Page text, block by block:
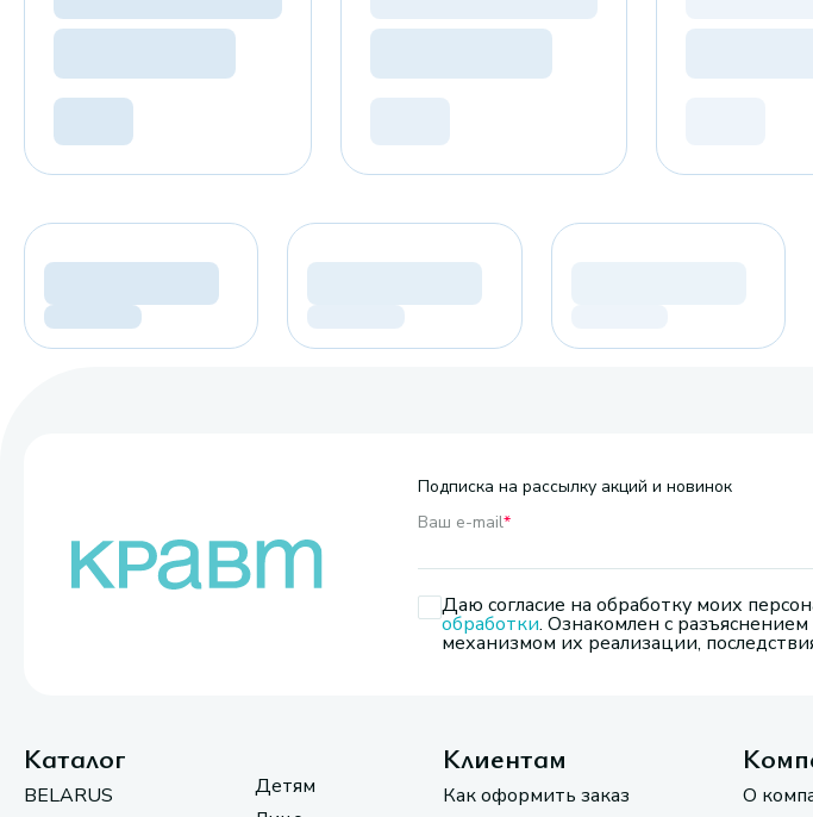
Подписка на рассылку акций и новинок
Ваш e-mail*
Даю согласие на обработку моих
обработки. Ознакомлен с
механизмом их реализации,
Каталог
BELARUS
Детям
Клиентам
Как оформить заказ
О